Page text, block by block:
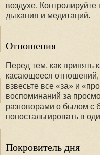
воздухе.
дыхания и медитаций.
Отношения
Перед тем, как принять
касающееся отношений,
взвесьте все «за» и
воспоминаний за
разговорами о былом с
поностальгировать в
Покровитель дня